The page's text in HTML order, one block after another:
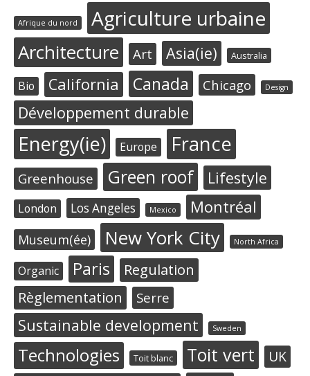
Afrique du nord Agriculture urbaine
Architecture Art Asia(ie) Australia
Bio California Canada Chicago Design
Développement durable
Energy(ie) Europe France
Greenhouse Green roof Lifestyle
London Los Angeles Mexico Montréal
Museum(ée) New York City North Africa
Organic Paris
Regulation
Règlementation
Serre
Sustainable development Sweden
Technologies Toit blanc Toit vert UK